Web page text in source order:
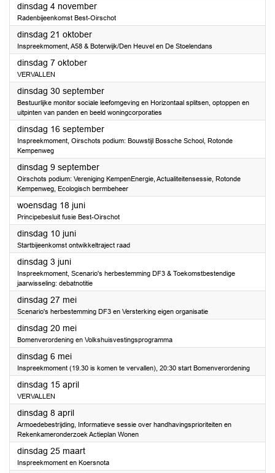
dinsdag 4 november2025
Radenbijeenkomst Best-Oirschot
dinsdag 21 oktober2025
Inspreekmoment, A58 & Boterwijk/Den Heuvel en De Stoelendans
dinsdag 7 oktober2025
VERVALLEN
dinsdag 30 september2025
Bestuurlijke monitor sociale leefomgeving en Horizontaal splitsen, optoppen en
uitpinten van panden en beeld woningcorporaties
dinsdag 16 september2025
Inspreekmoment, Oirschots podium: Bouwstijl Bossche School, Rotonde
Kempenweg
dinsdag 9 september2025
Oirschots podium: Vereniging KempenEnergie, Actualiteitensessie, Rotonde
Kempenweg, Ecologisch bermbeheer
woensdag 18 juni2025
Principebesluit fusie Best-Oirschot
dinsdag 10 juni2025
Startbijeenkomst ontwikkeltraject raad
dinsdag 3 juni2025
Inspreekmoment, Scenario's herbestemming DF3 & Toekomstbestendige
jaarwisseling: debatnotitie
dinsdag 27 mei2025
Scenario's herbestemming DF3 en Versterking eigen organisatie
dinsdag 20 mei2025
Bomenverordening en Volkshuisvestingsprogramma
dinsdag 6 mei2025
Inspreekmoment (19.30 is komen te vervallen), 20:30 start Bomenverordening
dinsdag 15 april2025
VERVALLEN
dinsdag 8 april2025
Armoedebestrijding, Informatieve sessie over handhavingsprioriteiten en
Rekenkameronderzoek Actieplan Wonen
dinsdag 25 maart2025
Inspreekmoment en Koersnota